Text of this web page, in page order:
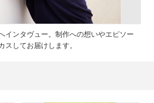
インタヴュー。制作への想いやエピソー
スしてお届けします。